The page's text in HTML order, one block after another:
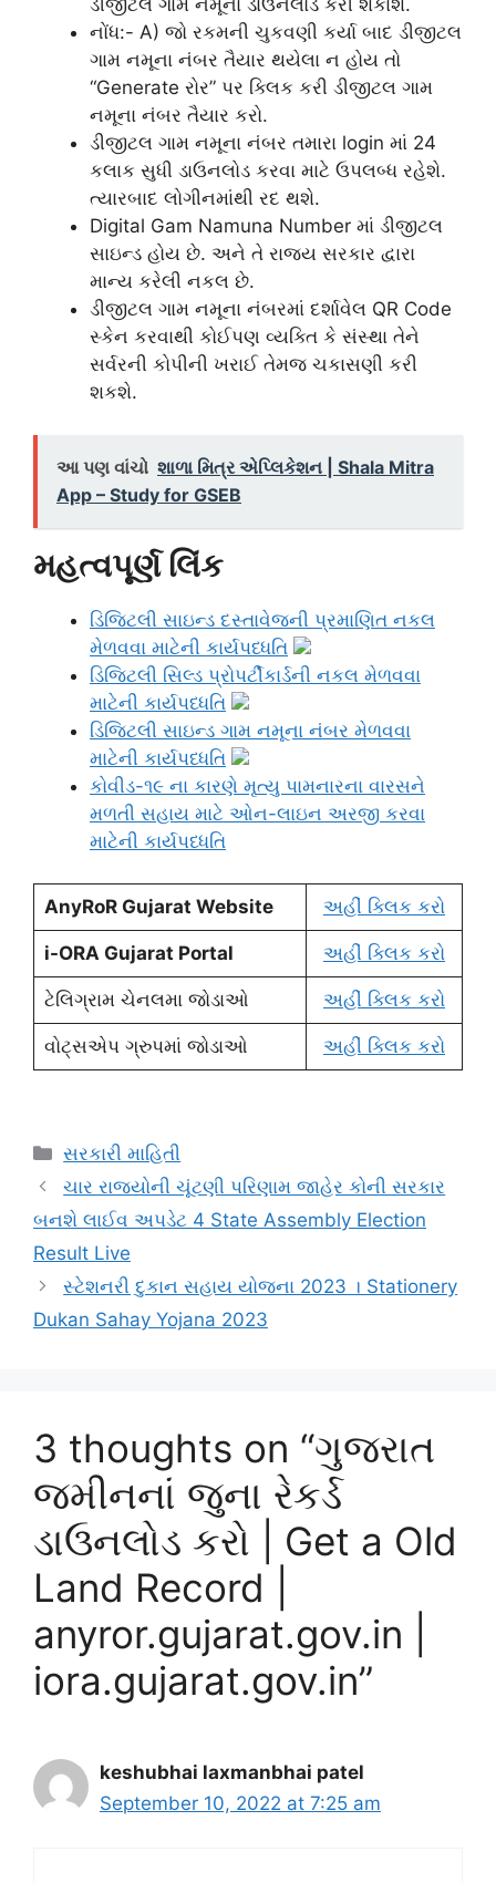
ડીજીટલ ગામ નમૂના ડાઉનલોડ કરી શકાશે.
નોંધ:- A) જો રકમની ચુકવણી કર્યા બાદ ડીજીટલ
ગામ નમૂના નંબર તૈયાર થયેલા ન હોય તો
“Generate રોર” પર ક્લિક કરી ડીજીટલ ગામ
નમૂના નંબર તૈયાર કરો.
ડીજીટલ ગામ નમૂના નંબર તમારા login માં 24
કલાક સુધી ડાઉનલોડ કરવા માટે ઉપલબ્ધ રહેશે.
ત્યારબાદ લોગીનમાંથી રદ થશે.
Digital Gam Namuna Number માં ડીજીટલ
સાઇન્ડ હોય છે. અને તે રાજ્ય સરકાર દ્વારા
માન્ય કરેલી નકલ છે.
ડીજીટલ ગામ નમૂના નંબરમાં દર્શાવેલ QR Code
સ્કેન કરવાથી કોઈપણ વ્યક્તિ કે સંસ્થા તેને
સર્વરની કોપીની ખરાઈ તેમજ ચકાસણી કરી
શકશે.
આ પણ વાંચો શાળા મિત્ર એપ્લિકેશન | Shala Mitra
App – Study for GSEB
મહત્વપૂર્ણ લિંક
ડિજિટલી સાઇન્ડ દસ્તાવેજની પ્રમાણિત નકલ
મેળવવા માટેની કાર્યપધ્ધતિ
ડિજિટલી સિલ્ડ પ્રોપર્ટીકાર્ડની નકલ મેળવવા
માટેની કાર્યપધ્ધતિ
ડિજિટલી સાઇન્ડ ગામ નમૂના નંબર મેળવવા
માટેની કાર્યપધ્ધતિ
કોવીડ-૧૯ ના કારણે મૃત્યુ પામનારના વારસને
મળતી સહાય માટે ઓન-લાઇન અરજી કરવા
માટેની કાર્યપધ્ધતિ
AnyRoR Gujarat Website અહીં ક્લિક કરો
i-ORA Gujarat Portal અહીં ક્લિક કરો
ટેલિગ્રામ ચેનલમા જોડાઓ અહીં ક્લિક કરો
વોટ્સએપ ગ્રુપમાં જોડાઓ અહીં ક્લિક કરો
Categories
સરકારી માહિતી
ચાર રાજ્યોની ચૂંટણી પરિણામ જાહેર કોની સરકાર
બનશે લાઈવ અપડેટ 4 State Assembly Election
Result Live
સ્ટેશનરી દુકાન સહાય યોજના 2023 । Stationery
Dukan Sahay Yojana 2023
3 thoughts on “ગુજરાત
જમીનનાં જુના રેકર્ડ
ડાઉનલોડ કરો | Get a Old
Land Record |
anyror.gujarat.gov.in |
iora.gujarat.gov.in”
keshubhai laxmanbhai patel
September 10, 2022 at 7:25 am